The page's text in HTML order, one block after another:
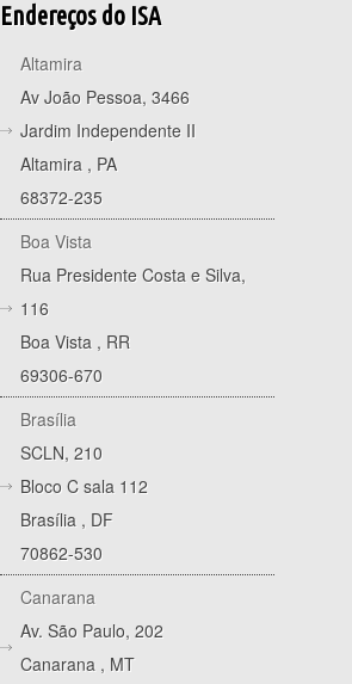
Endereços do ISA
Altamira
Av João Pessoa, 3466
Jardim Independente II
Altamira , PA
68372-235
Boa Vista
Rua Presidente Costa e Silva,
116
Boa Vista , RR
69306-670
Brasília
SCLN, 210
Bloco C sala 112
Brasília , DF
70862-530
Canarana
Av. São Paulo, 202
Canarana , MT